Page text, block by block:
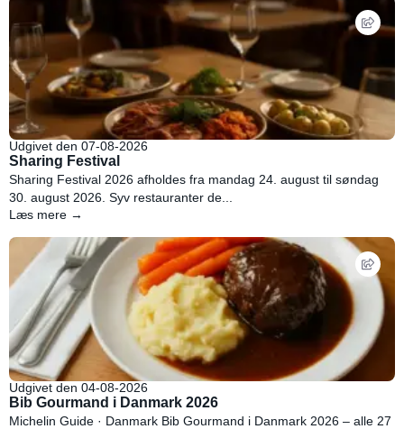
Udgivet den 07-08-2026
Sharing Festival
Sharing Festival 2026 afholdes fra mandag 24. august til søndag
30. august 2026. Syv restauranter de...
Læs mere →
Udgivet den 04-08-2026
Bib Gourmand i Danmark 2026
Michelin Guide · Danmark Bib Gourmand i Danmark 2026 – alle 27